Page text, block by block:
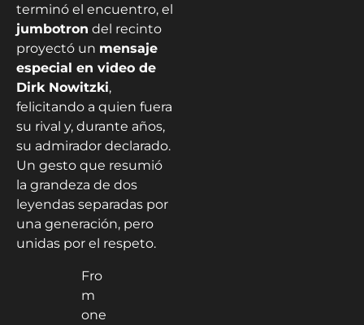
terminó el encuentro, el
jumbotron del recinto
proyectó un mensaje
especial en video de
Dirk Nowitzki,
felicitando a quien fuera
su rival y, durante años,
su admirador declarado.
Un gesto que resumió
la grandeza de dos
leyendas separadas por
una generación, pero
unidas por el respeto.
Fro
m
one